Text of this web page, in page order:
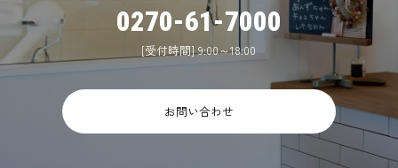
0270-61-7000
[受付時間] 9:00～18:00
お問い合わせ